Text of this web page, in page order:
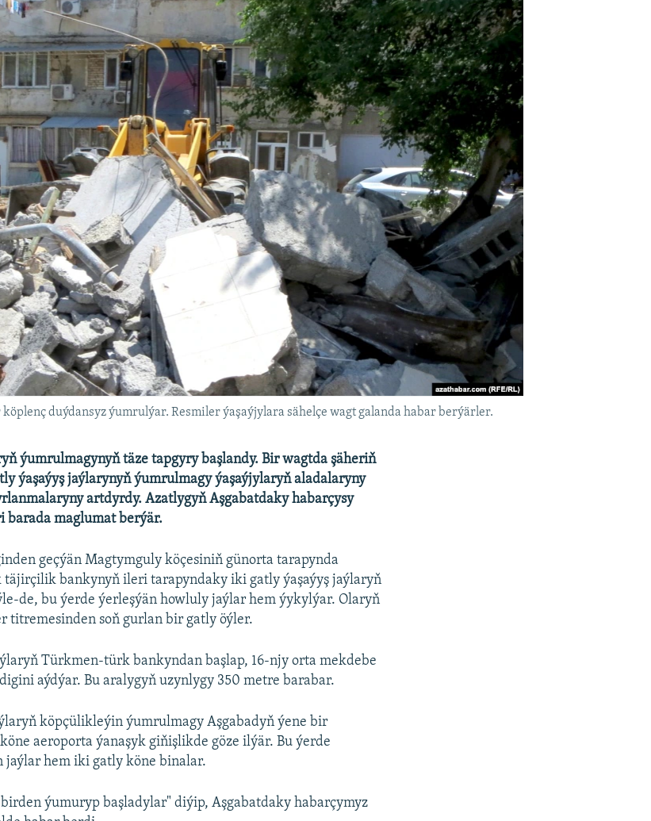
duýdansyz ýumrulýar. Resmiler ýaşaýjylara sähelçe wagt galanda habar berýärler.
ýumrulmagynyň täze tapgyry başlandy. Bir wagtda şäheriň
ýaşaýyş jaýlarynyň ýumrulmagy ýaşaýjylaryň aladalaryny
artdyrdy. Azatlygyň Aşgabatdaky habarçysy
maglumat berýär.
geçýän Magtymguly köçesiniň günorta tarapynda
bankynyň ileri tarapyndaky iki gatly ýaşaýyş jaýlaryň
de, bu ýerde ýerleşýän howluly jaýlar hem ýykylýar. Olaryň
titremesinden soň gurlan bir gatly öýler.
Türkmen-türk bankyndan başlap, 16-njy orta mekdebe
aýdýar. Bu aralygyň uzynlygy 350 metre barabar.
köpçülikleýin ýumrulmagy Aşgabadyň ýene bir
aeroporta ýanaşyk giňişlikde göze ilýär. Bu ýerde
jaýlar hem iki gatly köne binalar.
ýumuryp başladylar" diýip, Aşgabatdaky habarçymyz